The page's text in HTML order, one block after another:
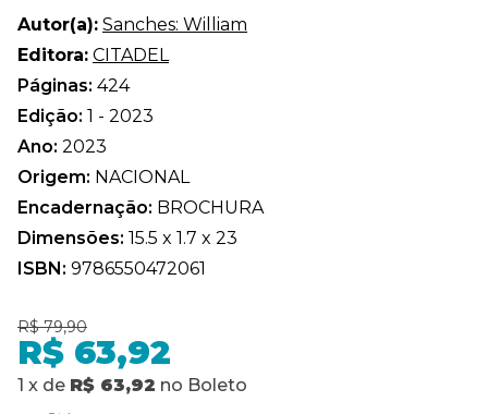
Autor(a): Sanches: William
Editora: CITADEL
Páginas: 424
Edição: 1 - 2023
Ano: 2023
Origem: NACIONAL
Encadernação: BROCHURA
Dimensões: 15.5 x 1.7 x 23
ISBN: 9786550472061
R$ 79,90
R$ 63,92
1 x de R$ 63,92 no Boleto